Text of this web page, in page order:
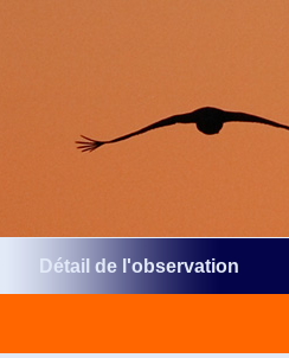
Détail de l'observation